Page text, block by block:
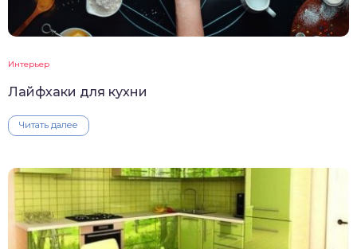
Интерьер
Лайфхаки для кухни
Читать далее